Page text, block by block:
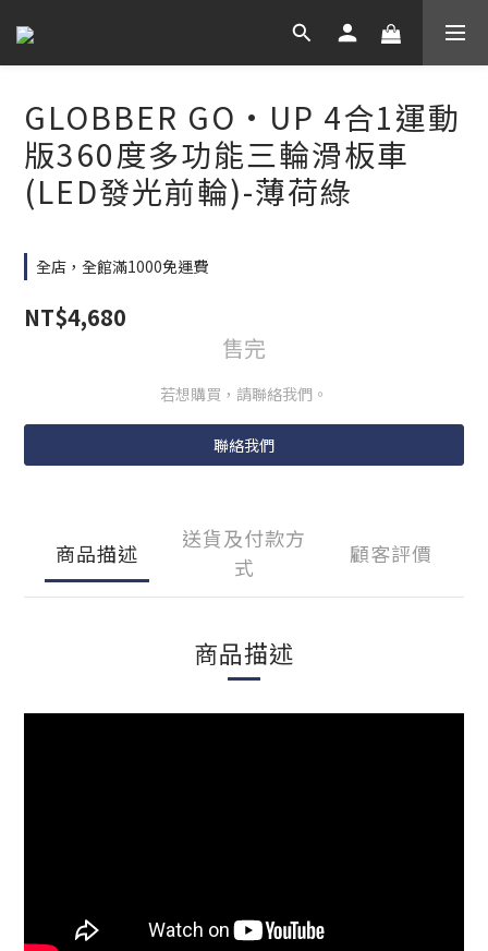
GLOBBER GO•UP 4合1運動
版360度多功能三輪滑板車
(LED發光前輪)-薄荷綠
全店，全館滿1000免運費
NT$4,680
售完
若想購買，請聯絡我們。
聯絡我們
商品描述
送貨及付款方
式
顧客評價
商品描述